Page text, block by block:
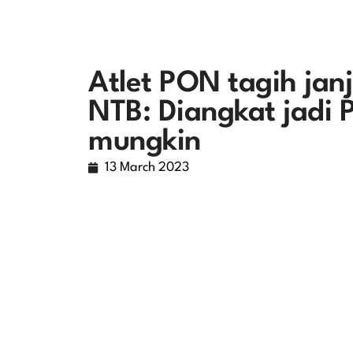
Atlet PON tagih
NTB: Diangkat jadi
mungkin
13 March 2023